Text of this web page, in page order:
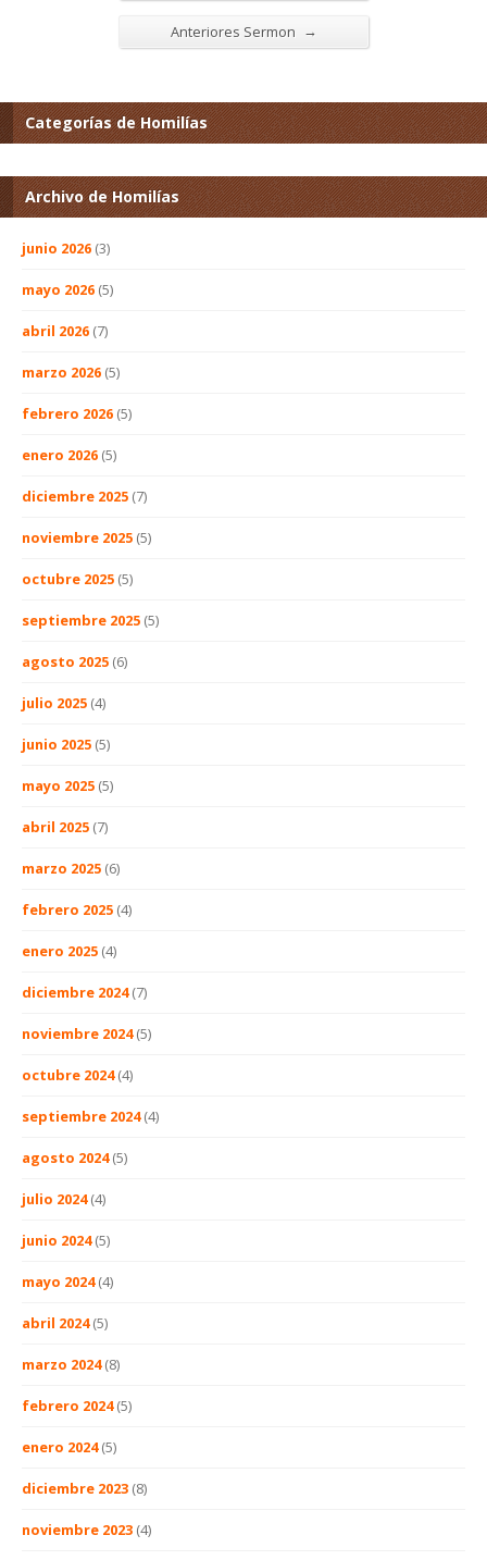
Anteriores Sermon →
Categorías de Homilías
Archivo de Homilías
junio 2026 (3)
mayo 2026 (5)
abril 2026 (7)
marzo 2026 (5)
febrero 2026 (5)
enero 2026 (5)
diciembre 2025 (7)
noviembre 2025 (5)
octubre 2025 (5)
septiembre 2025 (5)
agosto 2025 (6)
julio 2025 (4)
junio 2025 (5)
mayo 2025 (5)
abril 2025 (7)
marzo 2025 (6)
febrero 2025 (4)
enero 2025 (4)
diciembre 2024(7)
noviembre 2024(5)
octubre 2024(4)
septiembre 2024(4)
agosto 2024(5)
julio 2024(4)
junio 2024(5)
mayo 2024(4)
abril 2024(5)
marzo 2024(8)
febrero 2024(5)
enero 2024(5)
diciembre 2023 (8)
noviembre 2023 (4)